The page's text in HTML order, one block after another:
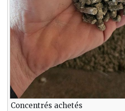
Concentrés achetés